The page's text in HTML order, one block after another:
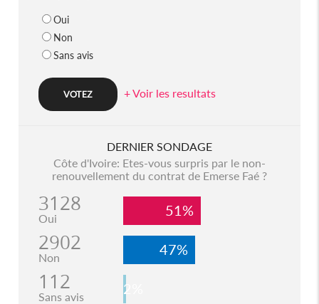
Oui
Non
Sans avis
+ Voir les resultats
DERNIER SONDAGE
Côte d'Ivoire: Etes-vous surpris par le non-
renouvellement du contrat de Emerse Faé ?
3128
Oui 51%
2902
Non 47%
112
Sans avis 2%